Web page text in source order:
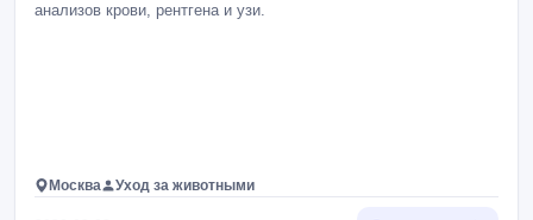
анализов крови, рентгена и узи.
Москва Уход за животными